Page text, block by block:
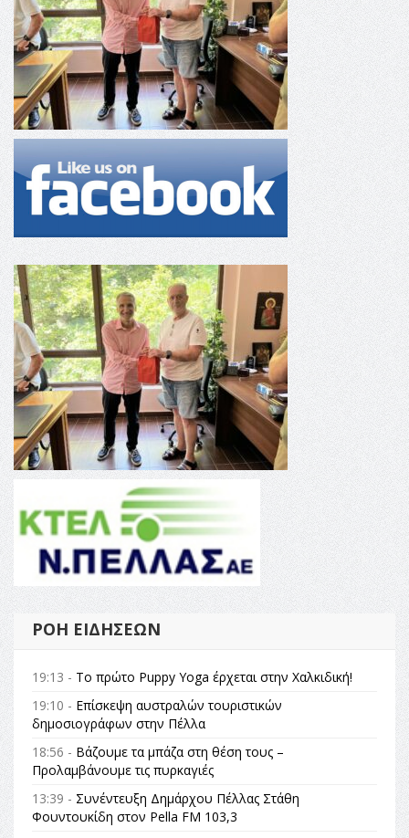
ΡΟΉ ΕΙΔΉΣΕΩΝ
19:13 - Το πρώτο Puppy Yoga έρχεται στην Χαλκιδική!
19:10 - Επίσκεψη αυστραλών τουριστικών
δημοσιογράφων στην Πέλλα
18:56 - Βάζουμε τα μπάζα στη θέση τους –
Προλαμβάνουμε τις πυρκαγιές
13:39 - Συνέντευξη Δημάρχου Πέλλας Στάθη
Φουντουκίδη στον Pella FM 103,3